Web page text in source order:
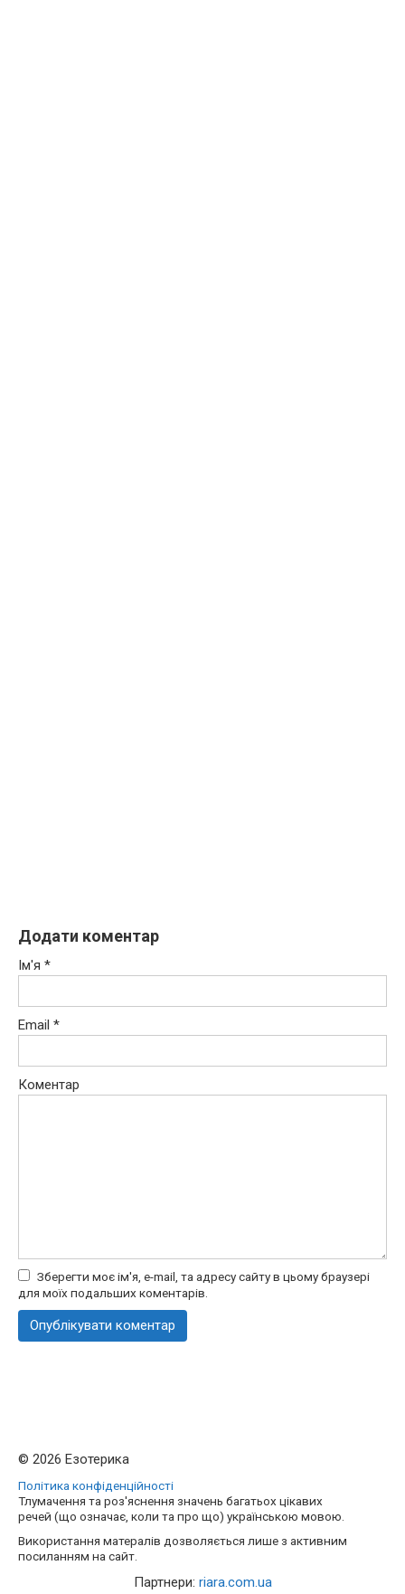
Додати коментар
Ім'я *
Email *
Коментар
Зберегти моє ім'я, e-mail, та адресу сайту в цьому браузері
для моїх подальших коментарів.
© 2026 Езотерика
Політика конфіденційності
Тлумачення та роз'яснення значень багатьох цікавих
речей (що означає, коли та про що) українською мовою.
Використання матералів дозволяється лише з активним
посиланням на сайт.
Партнери: riara.com.ua